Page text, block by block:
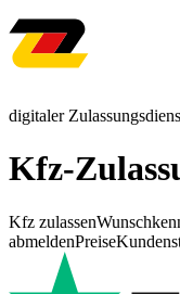
digitaler
Kfz-
Kfz zulassen
abmeldenPreise